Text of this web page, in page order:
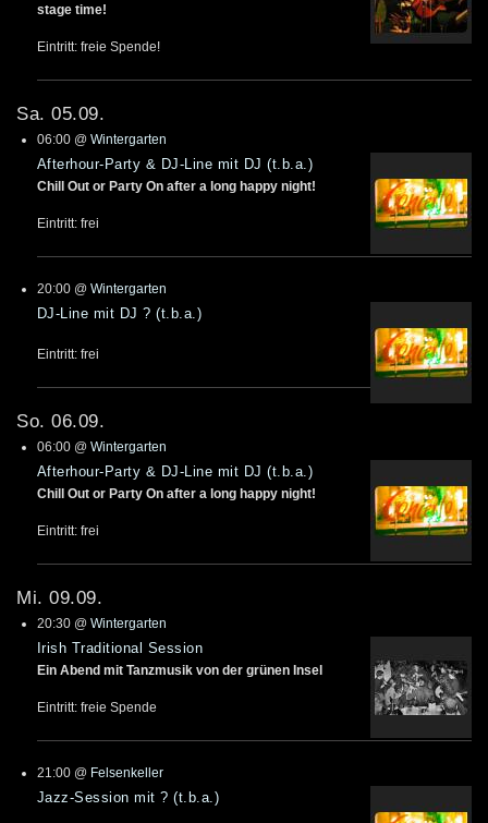
stage time!
Eintritt: freie Spende!
Sa. 05.09.
06:00@ Wintergarten
Afterhour-Party & DJ-Line mit DJ (t.b.a.)
Chill Out or Party On after a long happy night!
Eintritt: frei
20:00@ Wintergarten
DJ-Line mit DJ ? (t.b.a.)
Eintritt: frei
So. 06.09.
06:00@ Wintergarten
Afterhour-Party & DJ-Line mit DJ (t.b.a.)
Chill Out or Party On after a long happy night!
Eintritt: frei
Mi. 09.09.
20:30@ Wintergarten
Irish Traditional Session
Ein Abend mit Tanzmusik von der grünen Insel
Eintritt: freie Spende
21:00@ Felsenkeller
Jazz-Session mit ? (t.b.a.)